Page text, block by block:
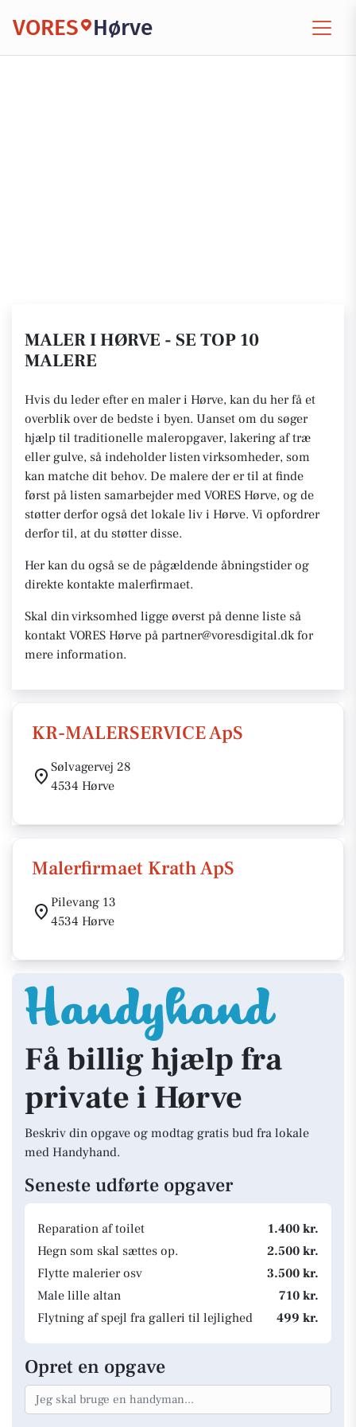
VORES Hørve
MALER I HØRVE - SE TOP 10
MALERE
Hvis du leder efter en maler i Hørve, kan du her få et
overblik over de bedste i byen. Uanset om du søger
hjælp til traditionelle maleropgaver, lakering af træ
eller gulve, så indeholder listen virksomheder, som
kan matche dit behov. De malere der er til at finde
først på listen samarbejder med VORES Hørve, og de
støtter derfor også det lokale liv i Hørve. Vi opfordrer
derfor til, at du støtter disse.
Her kan du også se de pågældende åbningstider og
direkte kontakte malerfirmaet.
Skal din virksomhed ligge øverst på denne liste så
kontakt VORES Hørve på partner@voresdigital.dk for
mere information.
KR-MALERSERVICE ApS
Sølvagervej 28
4534 Hørve
Malerfirmaet Krath ApS
Pilevang 13
4534 Hørve
Få billig hjælp fra
private i Hørve
Beskriv din opgave og modtag gratis bud fra lokale
med Handyhand.
Seneste udførte opgaver
Reparation af toilet
1.400 kr.
Hegn som skal sættes op.
2.500 kr.
Flytte malerier osv
3.500 kr.
Male lille altan
710 kr.
Flytning af spejl fra galleri til lejlighed
499 kr.
Opret en opgave